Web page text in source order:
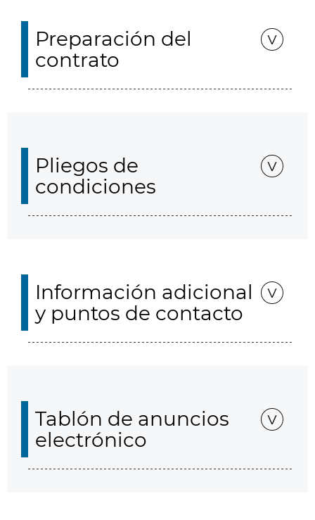
Preparación del
contrato
Pliegos de
condiciones
Información adicional
y puntos de contacto
Tablón de anuncios
electrónico